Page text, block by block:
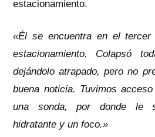
estacionamiento.
«Él se encuentra en el tercer
estacionamiento. Colapsó
dejándolo atrapado, pero no
buena noticia. Tuvimos
una sonda, por donde le
hidratante y un foco.»